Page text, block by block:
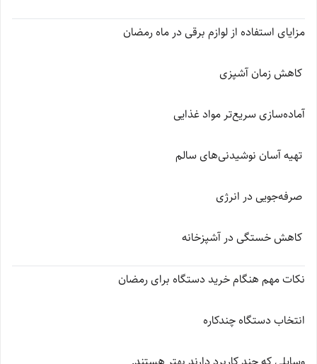
مزایای استفاده از لوازم برقی در ماه رمضان
کاهش زمان آشپزی
آماده‌سازی سریع‌تر مواد غذایی
تهیه آسان نوشیدنی‌های سالم
صرفه‌جویی در انرژی
کاهش خستگی در آشپزخانه
نکات مهم هنگام خرید دستگاه برای رمضان
انتخاب دستگاه چندکاره